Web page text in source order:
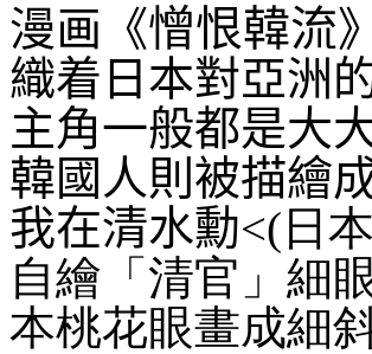
漫画《憎恨韓流
織着日本對亞洲
主角一般都是大
韓國人則被描繪
我在清水勳<(日
自繪「清官」細
本桃花眼畫成細斜